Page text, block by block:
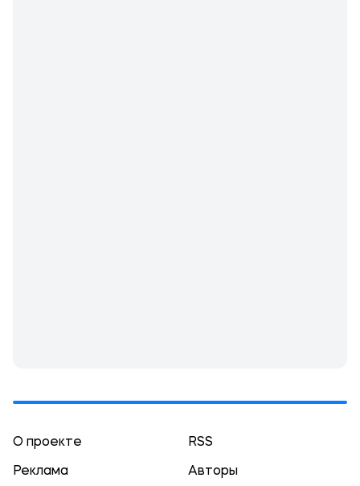
О проекте RSS
Реклама Авторы